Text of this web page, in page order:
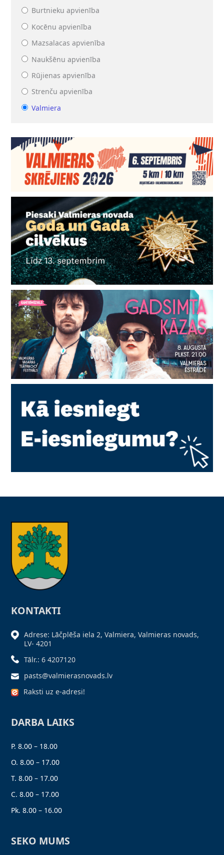
Burtnieku apvienība
Kocēnu apvienība
Mazsalacas apvienība
Naukšēnu apvienība
Rūjienas apvienība
Strenču apvienība
Valmiera
KONTAKTI
Adrese: Lāčplēša iela 2, Valmiera, Valmieras novads,
LV- 4201
Tālr.: 6 4207120
pasts@valmierasnovads.lv
Raksti uz e-adresi!
DARBA LAIKS
P. 8.00 – 18.00
O. 8.00 – 17.00
T. 8.00 – 17.00
C. 8.00 – 17.00
Pk. 8.00 – 16.00
SEKO MUMS